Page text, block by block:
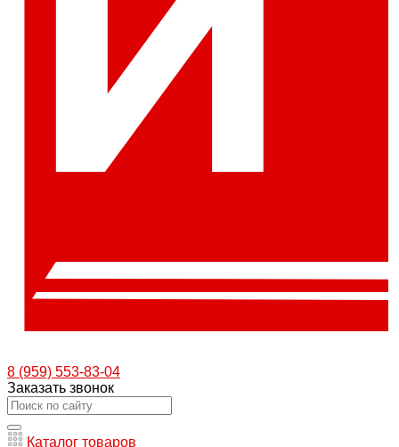
8 (959) 553-83-04
Заказать звонок
Каталог товаров